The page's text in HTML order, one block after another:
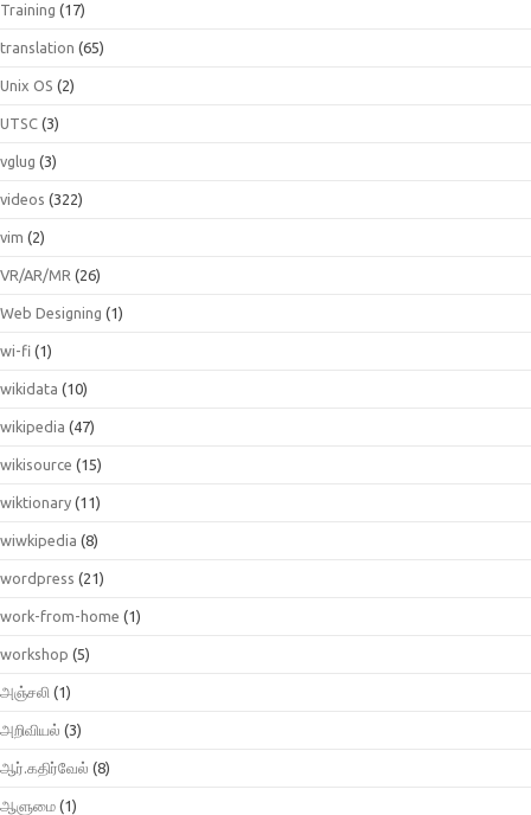
Training (17)
translation (65)
Unix OS (2)
UTSC (3)
vglug (3)
videos (322)
vim (2)
VR/AR/MR (26)
Web Designing (1)
wi-fi (1)
wikidata (10)
wikipedia (47)
wikisource (15)
wiktionary (11)
wiwkipedia (8)
wordpress (21)
work-from-home (1)
workshop (5)
அஞ்சலி (1)
அறிவியல் (3)
ஆர்.கதிர்வேல் (8)
ஆளுமை (1)